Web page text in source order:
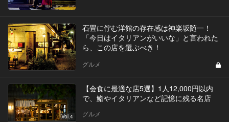
石畳に佇む洋館の存在感は神楽坂随一！
「今日はイタリアンがいいな」と言われた
ら、この店を選ぶべき！
グルメ
Vol.4
【会食に最適な店5選】1人12,000円以内
で、鮨やイタリアンなど記憶に残る名店
グルメ